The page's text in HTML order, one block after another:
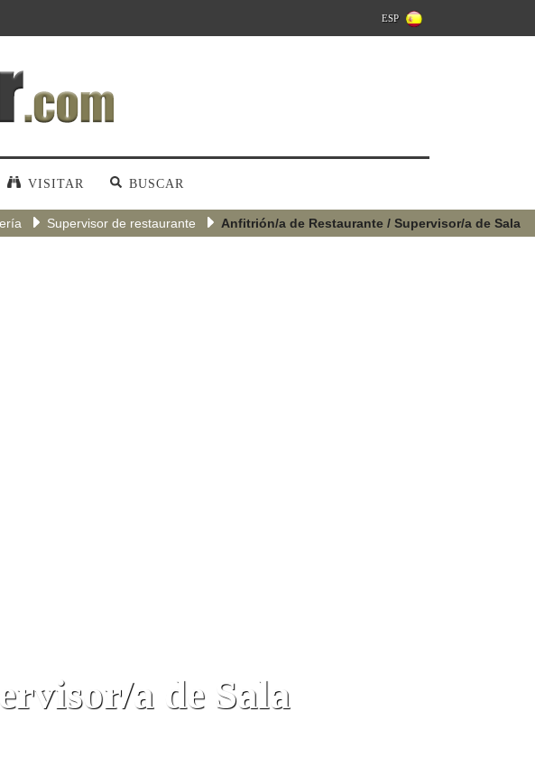
ESP
VISITAR BUSCAR
Supervisor de restaurante Anfitrión/a de Restaurante / Supervisor/a de Sala
a de Sala